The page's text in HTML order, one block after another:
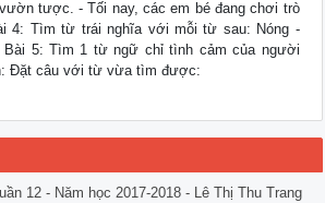
tược. - Tối nay, các em bé đang chơi trò
4: Tìm từ trái nghĩa với mỗi từ sau: Nóng -
Bài 5: Tìm 1 từ ngữ chỉ tình cảm của người
Đặt câu với từ vừa tìm được:
12 - Năm học 2017-2018 - Lê Thị Thu Trang